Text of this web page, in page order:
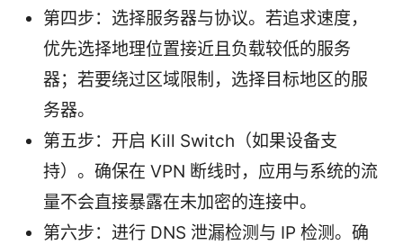
第四步：选择服务器与协议。若追求速度，
优先选择地理位置接近且负载较低的服务
器；若要绕过区域限制，选择目标地区的服
务器。
第五步：开启 Kill Switch（如果设备支
持）。确保在 VPN 断线时，应用与系统的流
量不会直接暴露在未加密的连接中。
第六步：进行 DNS 泄漏检测与 IP 检测。确